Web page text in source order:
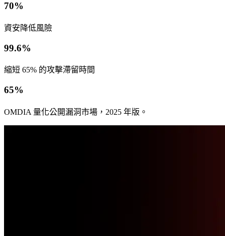
70%
資安降低風險
99.6%
縮短 65% 的攻擊滯留時間
65%
OMDIA 量化公開漏洞市場，2025 年版。